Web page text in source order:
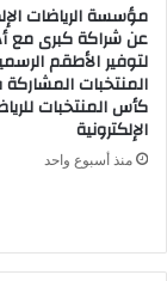
مؤسسة الرياضات
عن شراكة كبرى مع
لتوفير الأطقم
المنتخبات
كأس المنتخبات
الإلكترونية
منذ أسبوع واحد